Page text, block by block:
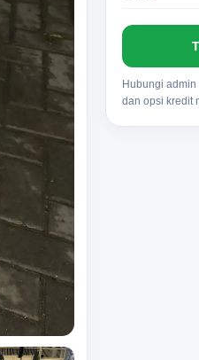
Hubungi
dan opsi kredit